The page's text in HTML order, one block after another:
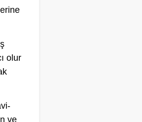
olur
ve